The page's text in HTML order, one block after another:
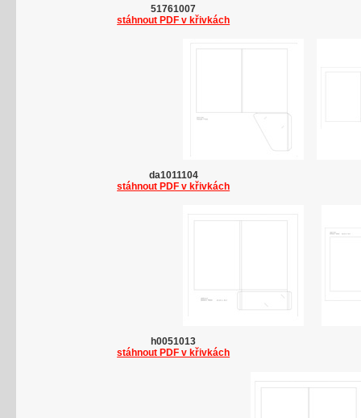
51761007
stáhnout PDF v křivkách
da1011104
stáhnout PDF v křivkách
h0051013
stáhnout PDF v křivkách